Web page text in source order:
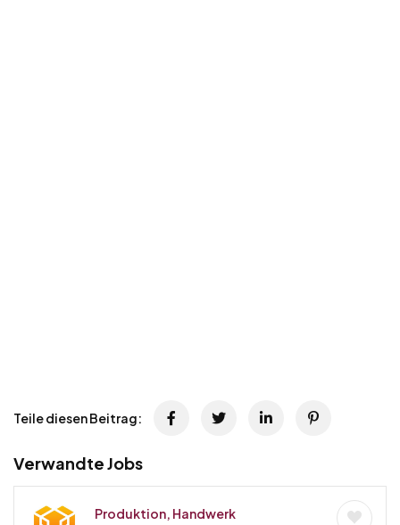
Teile diesen Beitrag:
Verwandte Jobs
Produktion, Handwerk